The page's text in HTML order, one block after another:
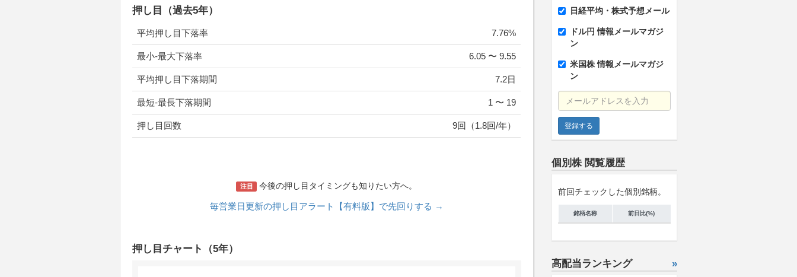
押し目（過去5年）
平均押し目下落率 7.76%
最小-最大下落率 6.05 〜 9.55
平均押し目下落期間 7.2日
最短-最長下落期間 1 〜 19
押し目回数 9回（1.8回/年）
注目 今後の押し目タイミングも知りたい方へ。
毎営業日更新の押し目アラート【有料版】で先回りする →
押し目チャート（5年）
日経平均・株式予想メール
ドル円 情報メールマガジ
ン
米国株 情報メールマガジ
ン
メールアドレスを入力
個別株 閲覧履歴
前回チェックした個別銘柄。
銘柄名称 前日比(%)
高配当ランキング »